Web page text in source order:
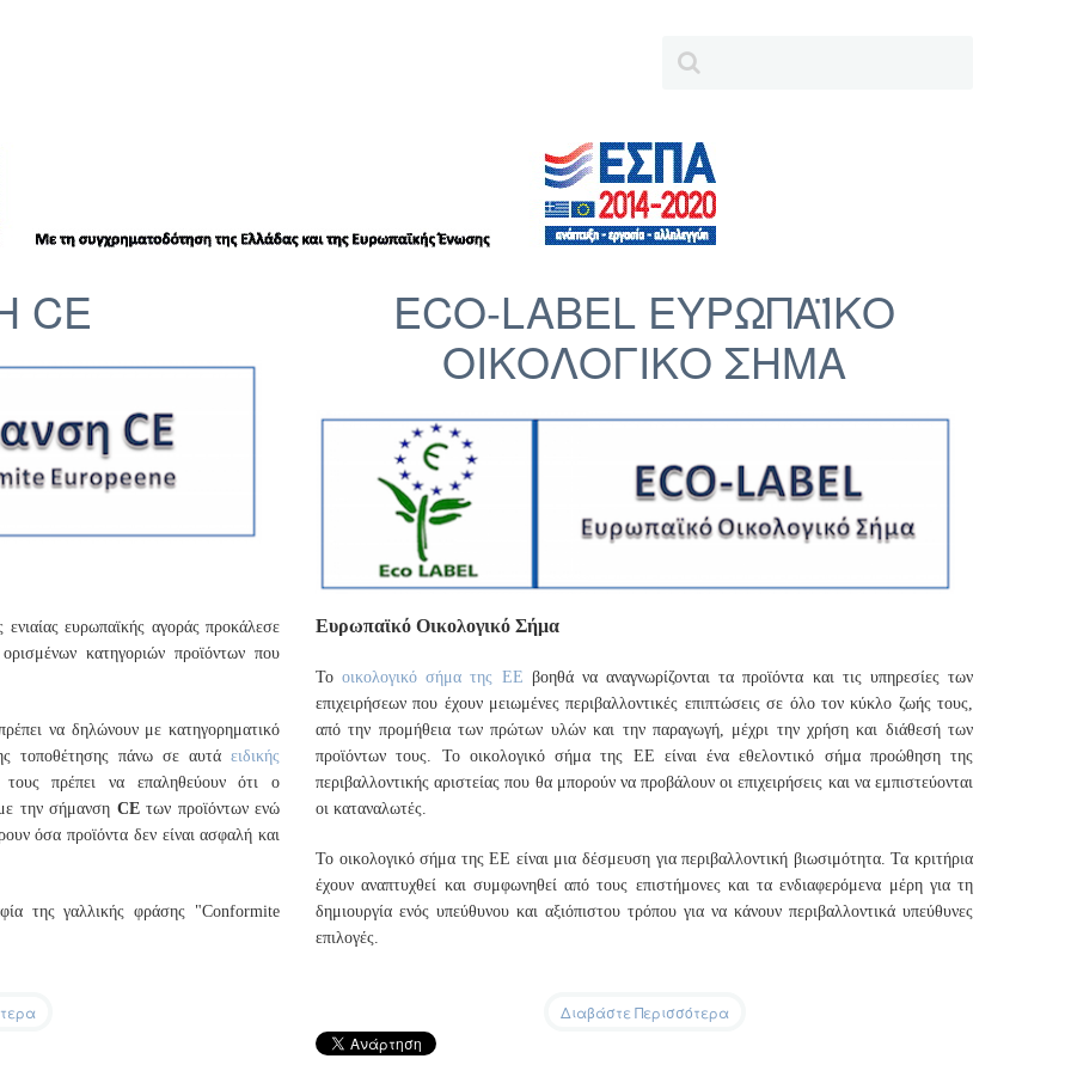
CE
ευρωπαϊκής αγοράς προκάλεσε
κατηγοριών προϊόντων που
να δηλώνουν με κατηγορηματικό
τοποθέτησης πάνω σε αυτά ειδικής
πρέπει να επαληθεύουν ότι ο
την σήμανση CEτων προϊόντων ενώ
όσα προϊόντα δεν είναι ασφαλή και
της γαλλικής φράσης "Conformite
ECO-LABEL ΕΥΡΩΠΑΪΚΟ
ΟΙΚΟΛΟΓΙΚΟ ΣΗΜΑ
Ευρωπαϊκό Οικολογικό Σήμα
Τοοικολογικό σήμα της ΕΕ βοηθά να αναγνωρίζονται τα προϊόντα και τις υπηρεσίες των
επιχειρήσεων που έχουν μειωμένες περιβαλλοντικές επιπτώσεις σε όλο τον κύκλο ζωής τους,
από την προμήθεια των πρώτων υλών και την παραγωγή, μέχρι την χρήση και διάθεσή των
προϊόντων τους. Το οικολογικό σήμα της ΕΕ είναι ένα εθελοντικό σήμα προώθηση της
περιβαλλοντικής αριστείας που θα μπορούν να προβάλουν οι επιχειρήσεις και να εμπιστεύονται
οι καταναλωτές.
Το οικολογικό σήμα της ΕΕ είναι μια δέσμευση για περιβαλλοντική βιωσιμότητα. Τα κριτήρια
έχουν αναπτυχθεί και συμφωνηθεί από τους επιστήμονες και τα ενδιαφερόμενα μέρη για τη
δημιουργία ενός υπεύθυνου και αξιόπιστου τρόπου για να κάνουν περιβαλλοντικά υπεύθυνες
επιλογές.
Διαβάστε Περισσότερα